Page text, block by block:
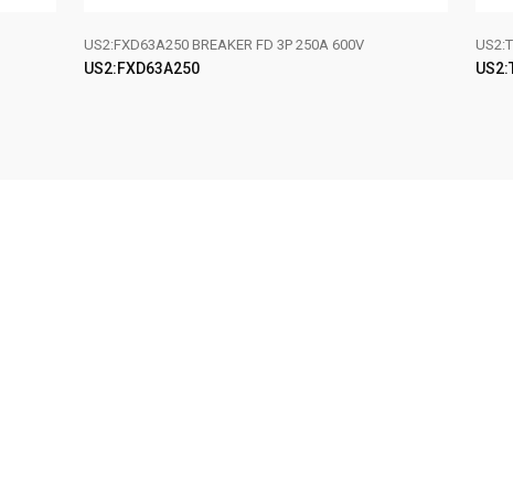
US2:FXD63A250 BREAKER FD 3P 250A 600V
US2:FXD63A250